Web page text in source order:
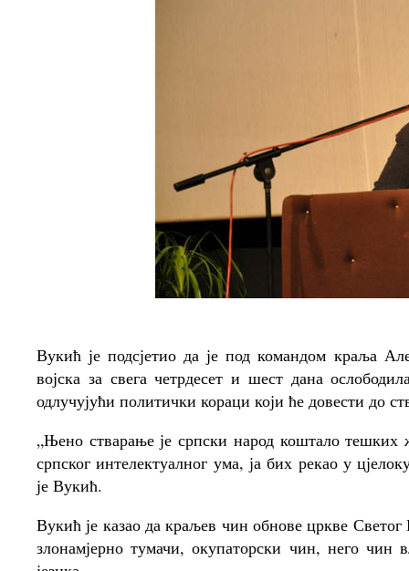
Вукић је подсјетио да је под командом краља
војска за свега четрдесет и шест дана
одлучујући политички кораци који ће довести до
„Њено стварање је српски народ коштало тешких
српског интелектуалног ума, ја бих рекао у
је Вукић.
Вукић је казао да краљев чин обнове цркве
злонамјерно тумачи, окупаторски чин, него чин